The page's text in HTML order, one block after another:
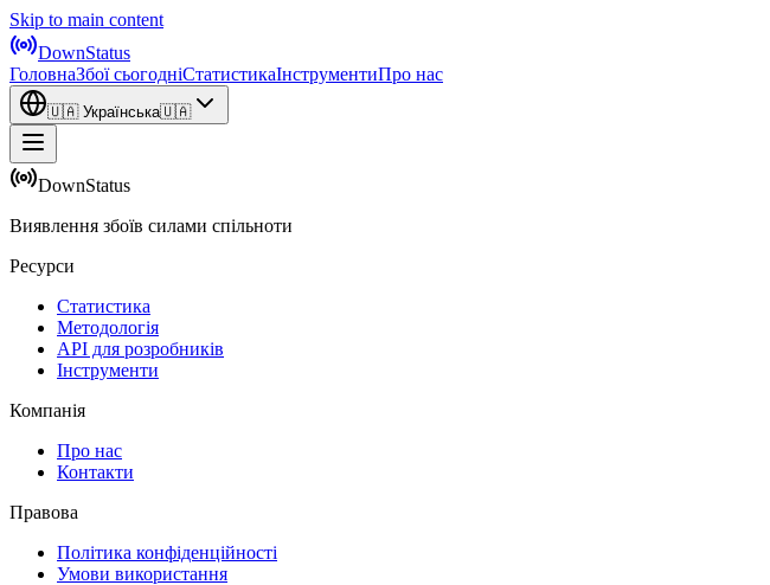
Skip to main content
DownStatus
ГоловнаЗбої сьогодніСтатистикаІнструментиПро нас
🇺🇦 Українська🇺🇦
DownStatus
Виявлення збоїв силами спільноти
Ресурси
Статистика
Методологія
API для розробників
Інструменти
Компанія
Про нас
Контакти
Правова
Політика конфіденційності
Умови використання